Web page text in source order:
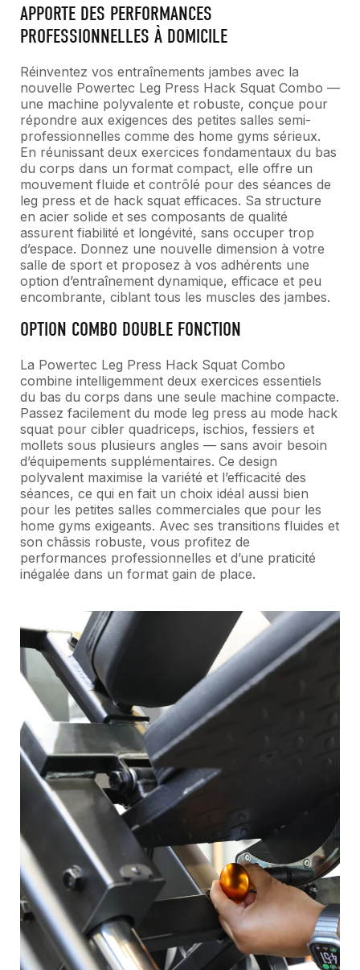
APPORTE DES PERFORMANCES
PROFESSIONNELLES À DOMICILE
Réinventez vos entraînements jambes avec la
nouvelle Powertec Leg Press Hack Squat Combo —
une machine polyvalente et robuste, conçue pour
répondre aux exigences des petites salles semi-
professionnelles comme des home gyms sérieux.
En réunissant deux exercices fondamentaux du bas
du corps dans un format compact, elle offre un
mouvement fluide et contrôlé pour des séances de
leg press et de hack squat efficaces. Sa structure
en acier solide et ses composants de qualité
assurent fiabilité et longévité, sans occuper trop
d’espace. Donnez une nouvelle dimension à votre
salle de sport et proposez à vos adhérents une
option d’entraînement dynamique, efficace et peu
encombrante, ciblant tous les muscles des jambes.
OPTION COMBO DOUBLE FONCTION
La Powertec Leg Press Hack Squat Combo
combine intelligemment deux exercices essentiels
du bas du corps dans une seule machine compacte.
Passez facilement du mode leg press au mode hack
squat pour cibler quadriceps, ischios, fessiers et
mollets sous plusieurs angles — sans avoir besoin
d’équipements supplémentaires. Ce design
polyvalent maximise la variété et l’efficacité des
séances, ce qui en fait un choix idéal aussi bien
pour les petites salles commerciales que pour les
home gyms exigeants. Avec ses transitions fluides et
son châssis robuste, vous profitez de
performances professionnelles et d’une praticité
inégalée dans un format gain de place.